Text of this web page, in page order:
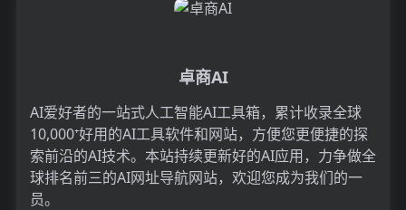
卓商AI
AI爱好者的一站式人工智能AI工具箱，累计收录全球
10,000⁺好用的AI工具软件和网站，方便您更便捷的探
索前沿的AI技术。本站持续更新好的AI应用，力争做全
球排名前三的AI网址导航网站，欢迎您成为我们的一
员。